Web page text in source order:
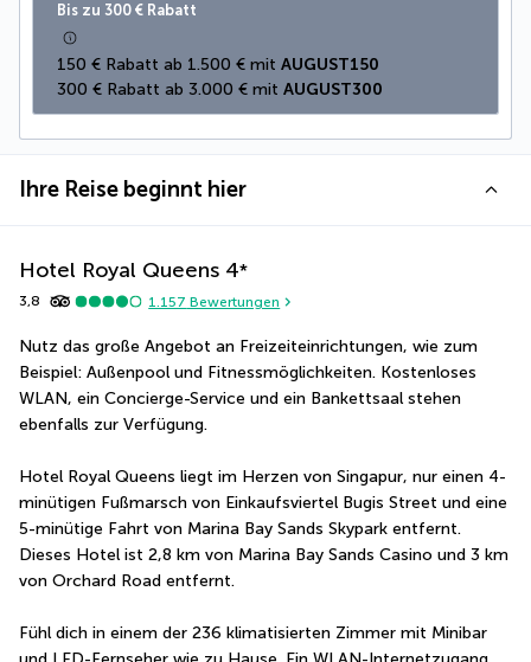
Bis zu 300 € Rabatt
150 € Rabatt ab 1.500 € mit AUGUST150
300 € Rabatt ab 3.000 € mit AUGUST300
Ihre Reise beginnt hier
Hotel Royal Queens 4*
3,8 1.157 Bewertungen
Nutz das große Angebot an Freizeiteinrichtungen, wie zum
Beispiel: Außenpool und Fitnessmöglichkeiten. Kostenloses
WLAN, ein Concierge-Service und ein Bankettsaal stehen
ebenfalls zur Verfügung.
Hotel Royal Queens liegt im Herzen von Singapur, nur einen 4-
minütigen Fußmarsch von Einkaufsviertel Bugis Street und eine
5-minütige Fahrt von Marina Bay Sands Skypark entfernt.
Dieses Hotel ist 2,8 km von Marina Bay Sands Casino und 3 km
von Orchard Road entfernt.
Fühl dich in einem der 236 klimatisierten Zimmer mit Minibar